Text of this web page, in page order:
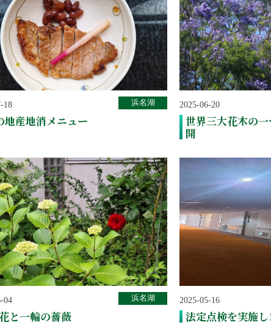
18
地産地消メニュー
浜名湖 2025-06-20
世界三大花木の
開
04
と一輪の薔薇
浜名湖 2025-05-16
法定点検を実施